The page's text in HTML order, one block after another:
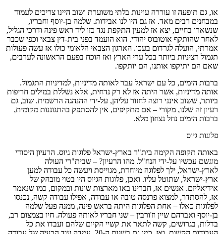
או, גם תופעה זו עוררה עוינות בלתי משוערת ושוב היינו צריכים לעמוד
במבחנים רבים מאד. אז גם היו לנו אבידות. שלמה בן-יוסף וחבריו,
שנשארו בחיים, יצא אז למעין התקפת נגד כזו ליד ראש פינה ודרכי הגליל,
לאחר שהותקף אוטובוס יהודי. הוא הועמד בפני בית-דין צבאי וכפי שכבר
אמרתי, הועלה לגרדום בעכו. הארגון הצבאי הלאומי כולו אז עשה פעולות
תגמול רציניות ביותר בכל ערי הארץ ואז הוכח בפעם הראשונה לערבים,
שאם הם יתיקפו אותנו, הם יותקפו.
ברבות הימים, כל עם ישראל עבר לאותה מדיניות, למדיניות התגמול.
אותה מדיניות, אשר היתה אז לא רק נדחית, אלא נשללת במילים חריפות
ביותר, ששוב אינני רוצה לחזור עליהן, על-ידי ההנהגה הרשמית. שוב, גם
רעיון זה שלנו, מקורי – אם מתקיפים, אין להסתפק בהתגוננות מקומית,
ברבות הימים נחל נצחון מלא.
פלוגות גיוס
באותה תקופה הקימה בית"ר בארץ-ישראל פלוגות גיוס. הרעיון היסודי
מוגשם עכשיו על-ידי הנח"ל. מהו הרעיון? – שבית"רי העולה
לארץ-ישראל, ילך לפלוגה מיוחדת, מגוייסת ויעשה כל עבודה למען
ארץ-ישראל, שתוטל עליו. ואכן, פלוגות הגיוס היו בטוי מובהק של
אידיאליזם. אנשים אז, חברינו באו מארצות שונות ובמקום, כמו שנאמר
אז, להסתדר, למצוא פרנסה טובה או עבודה, אפילו עבודה קשה, נכנסו
לפלוגות כאלו – אחת הפלוגות היתה בראש פינה, ממנה פעל שלמה
בן-יוסף ואברהם שיין וז'ורבין – שני חבריו לאותה פעולה. חיו בצמצום רב,
בדלות, בגרושים, קשה לתאר את קשיי הקיום שלהם ועבדו את כל